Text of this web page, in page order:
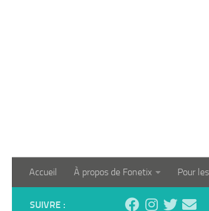
Accueil À propos de Fonetix Pour
SUIVRE :